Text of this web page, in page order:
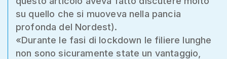
su quello che si muoveva nella pancia
profonda del Nordest).
«Durante le fasi di lockdown le filiere lunghe
non sono sicuramente state un vantaggio,